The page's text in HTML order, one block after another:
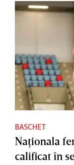
BASCHET
Naţionala
calificat în